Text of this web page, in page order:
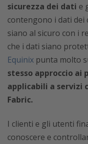
sicurezza dei dati e
contengono i dati dei
siano al sicuro con i
che i dati siano
Equinix punta molto
stesso approccio ai
applicabili a servizi
Fabric.
I clienti e gli utenti
conoscere e